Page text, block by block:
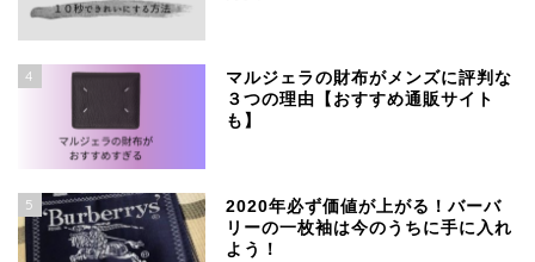
4
マルジェラの財布がメンズに評判な
３つの理由【おすすめ通販サイト
も】
5
2020年必ず価値が上がる！バーバ
リーの一枚袖は今のうちに手に入れ
よう！
めブランド